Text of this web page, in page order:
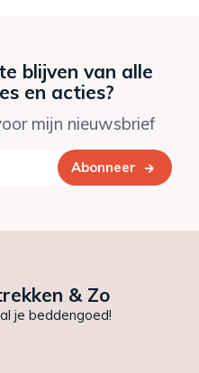
blijven van alle
en acties?
mijn nieuwsbrief
Abonneer
& Zo
je beddengoed!